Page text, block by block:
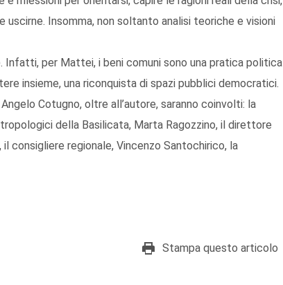
Insomma, non soltanto analisi teoriche e visioni
per Mattei, i beni comuni sono una pratica politica
insieme, una riconquista di spazi pubblici democratici.
Cotugno, oltre all’autore, saranno coinvolti: la
della Basilicata, Marta Ragozzino, il direttore
consigliere regionale, Vincenzo Santochirico, la
Stampa questo articolo